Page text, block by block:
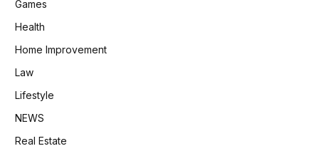
Games
Health
Home Improvement
Law
Lifestyle
NEWS
Real Estate